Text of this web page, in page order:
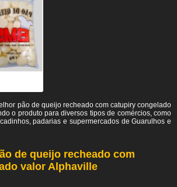
pão de queijo recheado com catupiry congelado
o produto para diversos tipos de comércios, como
padarias e supermercados de Guarulhos e
de queijo recheado com
valor Alphaville